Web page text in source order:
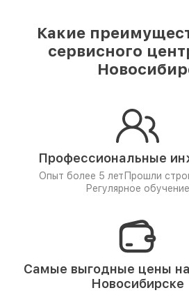
Какие
сервисного
Профессиональные
Опыт более 5 лет Прошли
Регулярное обучение
Самые выгодные цены
Новосибирске